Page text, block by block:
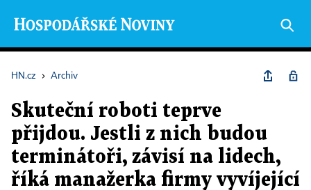
HN.cz › Archiv
Skuteční roboti teprve
přijdou. Jestli z nich budou
terminátoři, závisí na lidech,
říká manažerka firmy vyvíjející